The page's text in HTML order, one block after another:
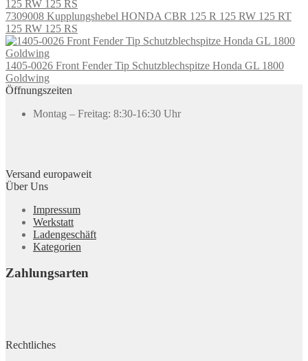
7309008 Kupplungshebel HONDA CBR 125 R 125 RW 125 RT
125 RW 125 RS
1405-0026 Front Fender Tip Schutzblechspitze Honda GL 1800
Goldwing
Öffnungszeiten
Montag – Freitag: 8:30-16:30 Uhr
Versand europaweit
Über Uns
Impressum
Werkstatt
Ladengeschäft
Kategorien
Zahlungsarten
Rechtliches